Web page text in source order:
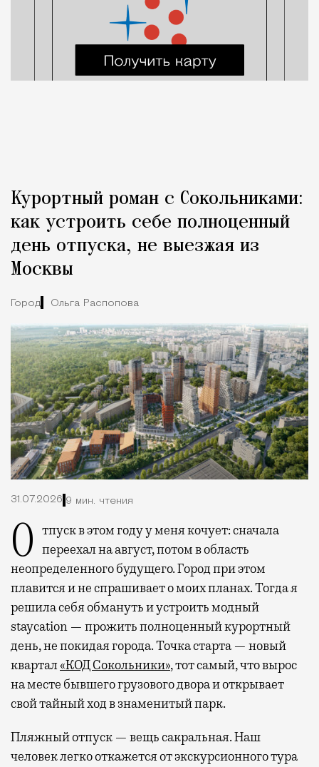
Курортный роман с Сокольниками:
как устроить себе полноценный
день отпуска, не выезжая из
Москвы
Город Ольга Распопова
31.07.2026 9 мин. чтения
Отпуск в этом году у меня кочует: сначала переехал на август, потом в область
неопределенного будущего. Город при этом
плавится и не спрашивает о моих планах. Тогда я
решила себя обмануть и устроить модный
staycation — прожить полноценный курортный
день, не покидая города. Точка старта — новый
квартал«КОД Сокольники», тот самый, что вырос
на месте бывшего грузового двора и открывает
свой тайный ход в знаменитый парк.
Пляжный отпуск — вещь сакральная. Наш
человек легко откажется от экскурсионного тура